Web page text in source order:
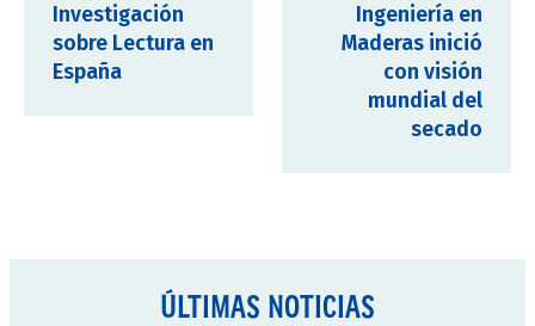
Investigación
sobre Lectura en
España
Ingeniería en
Maderas inició
con visión
mundial del
secado
ÚLTIMAS NOTICIAS